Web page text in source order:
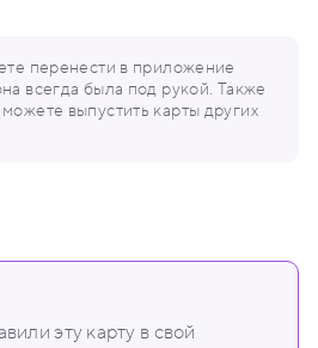
перенести в приложение
всегда была под рукой. Также
выпустить карты других
эту карту в свой